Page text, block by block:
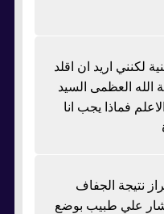
لكنني اريد ان اقلد
الله العظمى السيد
فماذا يجب انا
نتيجة الجفاف
اشار علي طبيب بوضع